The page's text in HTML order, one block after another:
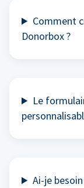
Comment
Donorbox ?
Le
Ai-je